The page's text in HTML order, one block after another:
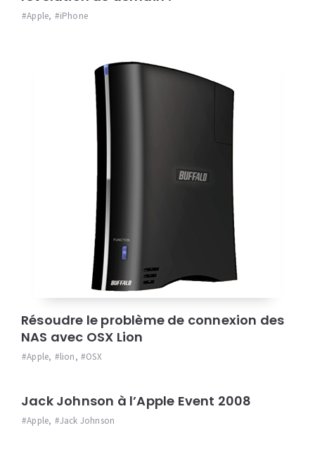
Apple, iPhone
Résoudre le problème de connexion des
NAS avec OSX Lion
Apple, lion, OSX
Jack Johnson à l’Apple Event 2008
Apple, Jack Johnson